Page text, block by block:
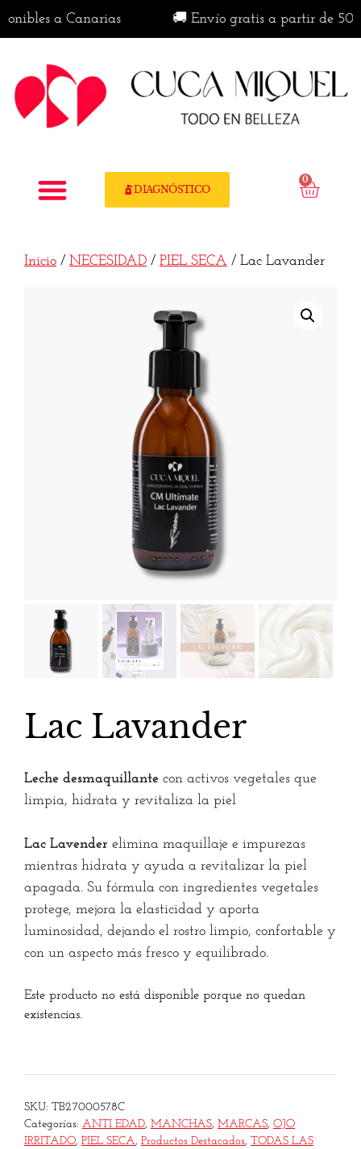
a Canarias 🚚 Envío gratis a partir de 50€ en
DIAGNÓSTICO
0
Inicio / NECESIDAD / PIEL SECA / Lac Lavander
Lac Lavander
Leche desmaquillante con activos vegetales que
limpia, hidrata y revitaliza la piel
Lac Lavender elimina maquillaje e impurezas
mientras hidrata y ayuda a revitalizar la piel
apagada. Su fórmula con ingredientes vegetales
protege, mejora la elasticidad y aporta
luminosidad, dejando el rostro limpio, confortable y
con un aspecto más fresco y equilibrado.
Este producto no está disponible porque no quedan
existencias.
SKU: TB27000578C
Categorías: ANTI EDAD, MANCHAS, MARCAS, OJO
IRRITADO, PIEL SECA, Productos Destacados, TODAS LAS